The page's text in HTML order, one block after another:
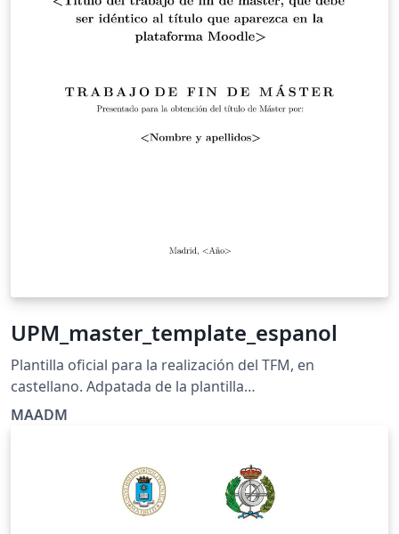
UPM_master_template_espanol
Plantilla oficial para la realización del TFM, en
castellano. Adpatada de la plantilla
"UPM_thesis_template_en", de María Blanco
MAADM